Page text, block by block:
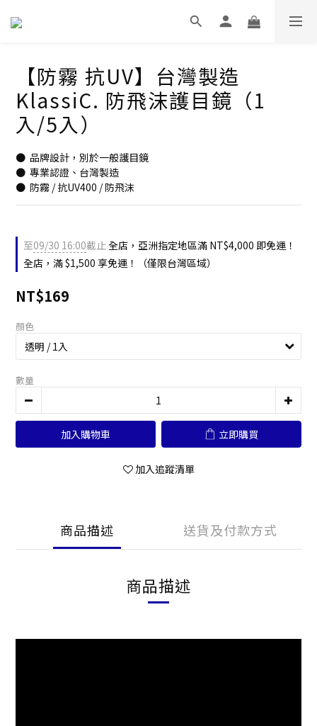
【防霧 抗UV】台灣製造
KlassiC. 防飛沫護目鏡（1
入/5入）
●  品牌設計，別於一般護目鏡
●  專業認證、台灣製造
●  防霧 / 抗UV400 / 防飛沫
至09/30 16:00截止全店，亞洲指定地區滿 NT$4,000 即免運！
全店，滿 $1,500 享免運！（僅限台灣區域）
NT$169
顏色
數量
加入購物車 立即購買
加入追蹤清單
商品描述 送貨及付款方式
商品描述